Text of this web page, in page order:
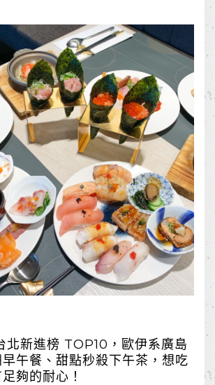
北新進榜 TOP10，歐伊系廣島
午餐、甜點秒殺下午茶，想吃
夠的耐心！